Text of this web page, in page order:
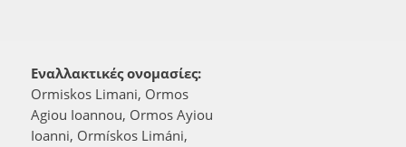
Εναλλακτικές ονομασίες:
Ormiskos Limani, Ormos
Agiou Ioannou, Ormos Ayiou
Ioanni, Ormískos Limáni,